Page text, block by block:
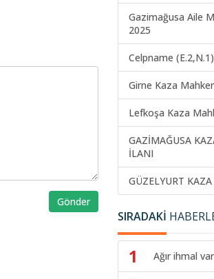
Gönder
Gazimağusa Aile
2025
Celpname (E.2,N.1)
Girne Kaza
Lefkoşa Kaza
GAZİMAĞUSA
İLANI
GÜZELYURT
SIRADAKİ
1 Ağır ihmal var